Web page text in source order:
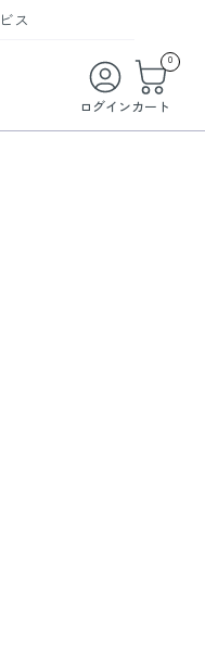
ログイン
0
カート
限定キャンペーン
ス